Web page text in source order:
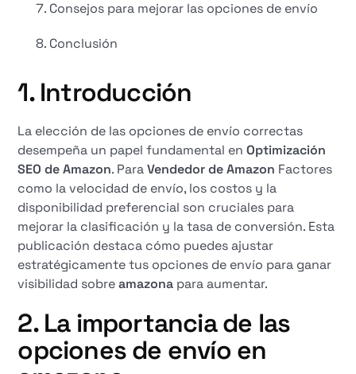
Consejos para mejorar las opciones de envío
Conclusión
1. Introducción
La elección de las opciones de envío correctas
desempeña un papel fundamental enOptimización
SEO de Amazon. ParaVendedor de Amazon Factores
como la velocidad de envío, los costos y la
disponibilidad preferencial son cruciales para
mejorar la clasificación y la tasa de conversión. Esta
publicación destaca cómo puedes ajustar
estratégicamente tus opciones de envío para ganar
visibilidad sobreamazona para aumentar.
2. La importancia de las
opciones de envío en